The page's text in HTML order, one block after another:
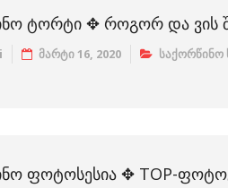
ᲢᲝᲠᲢᲘ ✥ ᲠᲝᲒᲝᲠ ᲓᲐ ᲕᲘᲡ
მარტი 16, 2020 საქორწინო
ᲤᲝᲢᲝᲡᲔᲡᲘᲐ ✥ TOP-